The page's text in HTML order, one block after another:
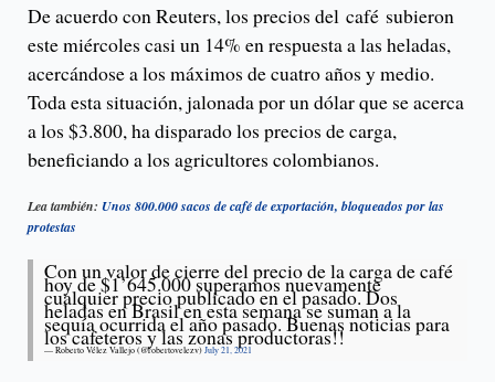
De acuerdo con Reuters, los precios del café subieron
este miércoles casi un 14% en respuesta a las heladas,
acercándose a los máximos de cuatro años y medio.
Toda esta situación, jalonada por un dólar que se acerca
a los $3.800, ha disparado los precios de carga,
beneficiando a los agricultores colombianos.
Lea también: Unos 800.000 sacos de café de exportación, bloqueados por las
protestas
Con un valor de cierre del precio de la carga de café
hoy de $1’645.000 superamos nuevamente
cualquier precio publicado en el pasado. Dos
heladas en Brasil en esta semana se suman a la
sequía ocurrida el año pasado. Buenas noticias para
los cafeteros y las zonas productoras!!
— Roberto Vélez Vallejo (@robertovelezv) July 21, 2021